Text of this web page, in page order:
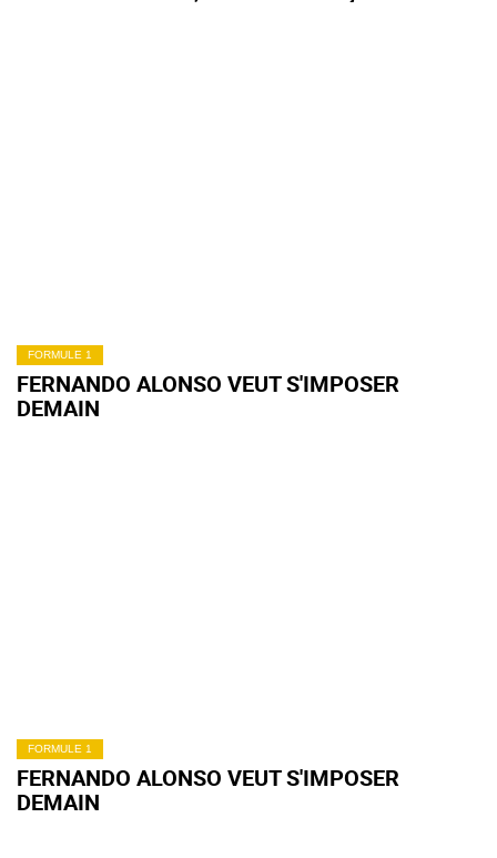
FORMULE 1
FERNANDO ALONSO VEUT S'IMPOSER
DEMAIN
FORMULE 1
FERNANDO ALONSO VEUT S'IMPOSER
DEMAIN